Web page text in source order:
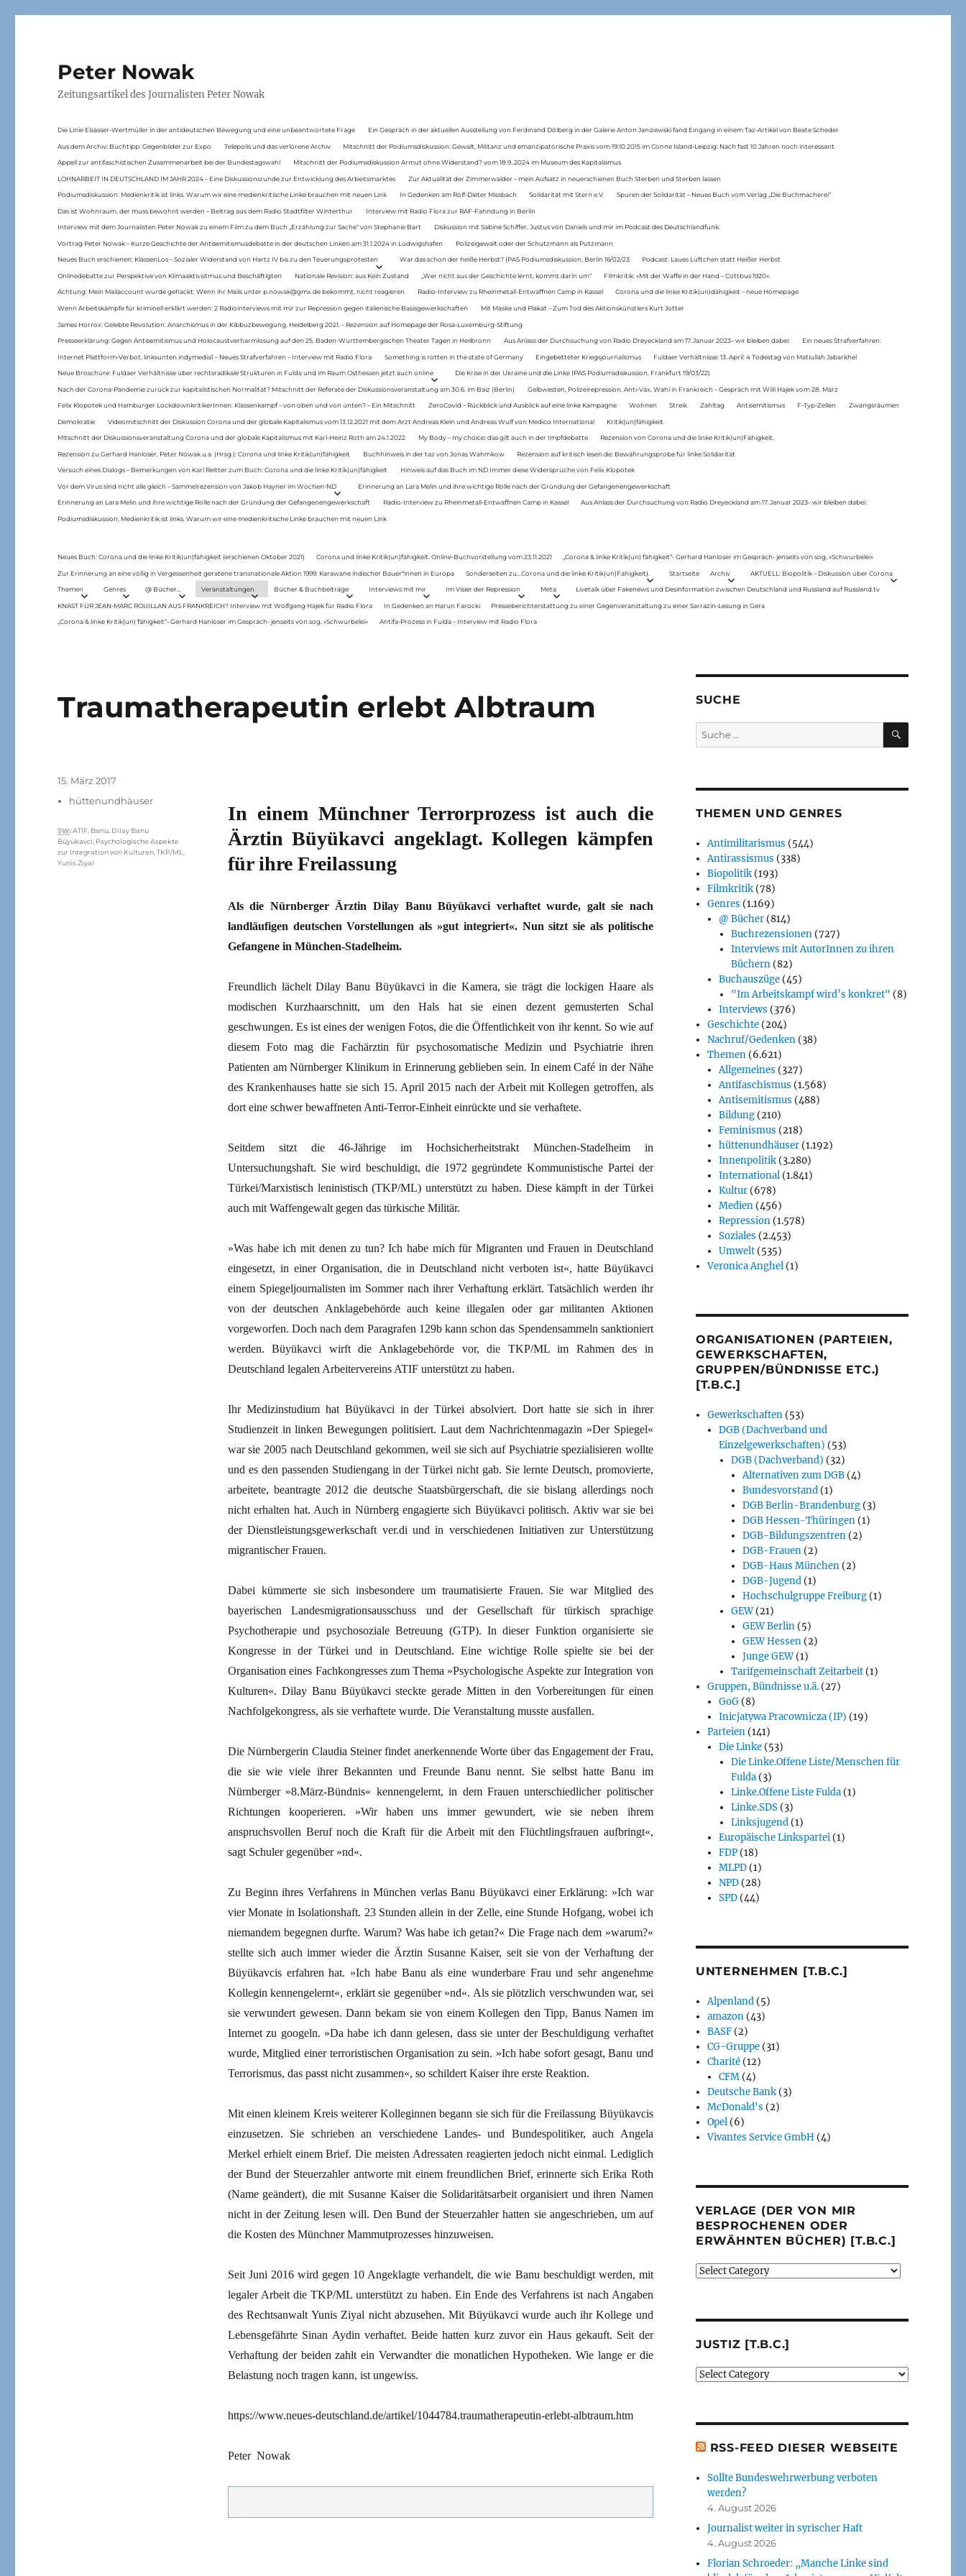
Peter Nowak
Zeitungsartikel des Journalisten Peter Nowak
Die Linie Elsässer-Wertmüller in der antideutschen Bewegung und eine unbeantwortete Frage Ein Gespräch in der aktuellen Ausstellung von Ferdinand Dölberg in der Galerie Anton Janizewski fand Eingang in einem Taz-Artikel von Beate Scheder
Aus dem Archiv: Buchtipp: Gegenbilder zur Expo Telepolis und das verlorene Archiv Mitschnitt der Podiumsdiskussion: Gewalt, Militanz und emanzipatorische Praxis vom 19.10.2015 im Conne Island-Leipzig: Nach fast 10 Jahren noch interessant.
Appell zur antifaschistischen Zusammenarbeit bei der Bundestagswahl Mitschnitt der Podiumsdiskussion Armut ohne Widerstand? vom 18.9..2024 im Museum des Kapitalismus
LOHNARBEIT IN DEUTSCHLAND IM JAHR 2024 – Eine Diskussionsrunde zur Entwicklung des Arbeitsmarktes Zur Aktualität der Zimmerwalder – mein Aufsatz in neuerschienen Buch Sterben und Sterben lassen
Podiumsdiskussion: Medienkritik ist links. Warum wir eine medienkritische Linke brauchen mit neuen Link In Gedenken am Rolf-Dieter Missbach Solidarität mit Stern e.V. Spuren der Solidarität – Neues Buch vom Verlag „Die Buchmacherei“
Das ist Wohnraum, der muss bewohnt werden – Beitrag aus dem Radio Stadtfilter Winterthur Interview mit Radio Flora zur RAF-Fahndung in Berlin
Interview mit dem Journalisten Peter Nowak zu einem Film zu dem Buch „Erzählung zur Sache“ von Stephanie Bart Diskussion mit Sabine Schiffer, Justus von Daniels und mir im Podcast des Deutschlandfunk:
Vortrag Peter Nowak – Kurze Geschichte der Antisemitismusdebatte in der deutschen Linken am 31.1.2024 in Ludwigshafen Polizeigewalt oder der Schutzmann als Putzmann
Neues Buch erschienen: KlassenLos – Sozialer Widerstand von Hartz IV bis zu den Teuerungsprotesten War das schon der heiße Herbst? (PAS Podiumsdiskussion, Berlin 16/02/23 Podcast: Laues Lüftchen statt Heißer Herbst
Onlinedebatte zur Perspektive von Klimaaktivistmus und Beschäftigten Nationale Revision: aus Kein Zustand „Wer nicht aus der Geschichte lernt, kommt darin um“ Filmkritik: »Mit der Waffe in der Hand – Cottbus 1920«.
Achtung: Mein Mailaccount wurde gehackt. Wenn ihr Mails unter p.nowak@gmx.de bekommt, nicht reagieren Radio-Interview zu Rheinmetall-Entwaffnen Camp in Kassel Corona und die linke Kritik(un)dähigkeit – neue Homepage
Wenn Arbeitskämpfe für kriminell erklärt werden: 2 Radiointerviews mit mir zur Repression gegen italienische Basisgewerkschaften Mit Maske und Plakat – Zum Tod des Aktionskünstlers Kurt Jotter
James Horrox: Gelebte Revolution. Anarchismus in der Kibbuzbewegung, Heidelberg 2021. – Rezension auf Homepage der Rosa-Luxemburg-Stiftung
Presseerklärung: Gegen Antisemitismus und Holocaustverharmlosung auf den 25. Baden-Württembergischen Theater Tagen in Heilbronn Aus Anlass der Durchsuchung von Radio Dreyeckland am 17.Januar 2023– wir bleiben dabei: Ein neues Strafverfahren:
Internet Plattform-Verbot, linksunten.indymedia1 – Neues Strafverfahren – Interview mit Radio Flora Something is rotten in the state of Germany Eingebetteter Kriegsjournalismus Fuldaer Verhältnisse: 13. April: 4 Todestag von Matiul­lah Jabarkhel
Neue Broschüre: Fuldaer Verhältnisse über rechtsradikale Strukturen in Fulda und im Raum Osthessen jetzt auch online Die Krise in der Ukraine und die Linke (PAS Podiumsdiskussion, Frankfurt 19/03/22)
Nach der Corona-Pandemie zurück zur kapitalistischen Normalität? Mitschnitt der Referate der Diskussionsveranstaltung am 30.6. im Baiz (Berlin) Gelbwesten, Polizeirepression, Anti-Vax, Wahl in Frankreich – Gespräch mit Willi Hajek vom 28. März
Felix Klopotek und Hamburger LockdownkritikerInnen: Klassenkampf – von oben und von unten? – Ein Mitschnitt ZeroCovid – Rückblick und Ausblick auf eine linke Kampagne Wohnen Streik Zahltag Antisemitismus F-Typ-Zellen Zwangsräumen
Demokratie Videomitschnitt der Diskussion Corona und der globale Kapitalismus vom 13.12.2021 mit dem Arzt Andreas Klein und Andreas Wulf von Medico International Kritik(un)fähigkeit
Mitschnitt der Diskussionsveranstaltung Corona und der globale Kapitalismus mit Karl-Heinz Roth am 24.1.2022 My Body – my choice: das gilt auch in der Impfdebatte Rezension von Corona und die linke Kritik(un)Fähigkeit,
Rezension zu Gerhard Hanloser, Peter Nowak u.a. (Hrsg.): Corona und linke Kritik(un)fähigkeit Buchhinweis in der taz von Jonas Wahmkow Rezension auf kritisch lesen.de: Bewährungsprobe für linke Solidarität
Versuch eines Dialogs – Bemerkungen von Karl Reitter zum Buch: Corona und die linke Kritik(un)fähigkeit Hinweis auf das Buch im ND Immer diese Widersprüche von Felix Klopotek
Vor dem Virus sind nicht alle gleich – Sammelrezension von Jakob Hayner im Wochen-ND Erinnerung an Lara Melin und ihre wichtige Rolle nach der Gründung der Gefangenengewerkschaft
Erinnerung an Lara Melin und ihre wichtige Rolle nach der Gründung der Gefangenengewerkschaft Radio-Interview zu Rheinmetall-Entwaffnen Camp in Kassel Aus Anlass der Durchsuchung von Radio Dreyeckland am 17.Januar 2023– wir bleiben dabei:
Podiumsdiskussion: Medienkritik ist links. Warum wir eine medienkritische Linke brauchen mit neuen Link
Neues Buch: Corona und die linke Kritik(un)fähigkeit (erschienen Oktober 2021) Corona und linke Kritik(un)fähigkeit. Online-Buchvorstellung vom 23.11.2021 „Corona & linke Kritik(un) fähigkeit“- Gerhard Hanloser im Gespräch- jenseits von sog. »Schwurbelei«
Zur Erinnerung an eine völlig in Vergessenheit geratene transnationale Aktion 1999: Karawane indischer Bauer*innen in Europa Sonderseiten zu…Corona und die linke Kritik(un)Fähigkeit). Startseite Archiv AKTUELL: Biopolitik – Diskussion über Corona
Themen Genres @ Bücher… Veranstaltungen Bücher & Buchbeiträge Interviews mit mir Im Visier der Repression Meta Livetalk über Fakenews und Desinformation zwischen Deutschland und Russland auf Russland.tv
KNAST FÜR JEAN-MARC ROUILLAN AUS FRANKREICH? Interview mit Wolfgang Hajek für Radio Flora In Gedenken an Harun Farocki Presseberichterstattung zu einer Gegenveranstaltung zu einer Sarrazin-Lesung in Gera
„Corona & linke Kritik(un) fähigkeit“- Gerhard Hanloser im Gespräch- jenseits von sog. »Schwurbelei« Antifa-Prozess in Fulda – Interview mit Radio Flora
Traumatherapeutin erlebt Albtraum
In einem Münchner Terrorprozess ist auch die
Ärztin Büyükavci angeklagt. Kollegen kämpfen
für ihre Freilassung
Als die Nürnberger Ärztin Dilay Banu Büyükavci verhaftet wurde, galt sie nach
landläufigen deutschen Vorstellungen als »gut integriert«. Nun sitzt sie als politische
Gefangene in München-Stadelheim.
Freundlich lächelt Dilay Banu Büyükavci in die Kamera, sie trägt die lockigen Haare als
modischen Kurzhaarschnitt, um den Hals hat sie einen dezent gemusterten Schal
geschwungen. Es ist eines der wenigen Fotos, die die Öffentlichkeit von ihr kennt. So wie auf
diesem Foto mag die Fachärztin für psychosomatische Medizin und Psychiatrie ihren
Patienten am Nürnberger Klinikum in Erinnerung geblieben sein. In einem Café in der Nähe
des Krankenhauses hatte sie sich 15. April 2015 nach der Arbeit mit Kollegen getroffen, als
dort eine schwer bewaffneten Anti-Terror-Einheit einrückte und sie verhaftete.
Seitdem sitzt die 46-Jährige im Hochsicherheitstrakt München-Stadelheim in
Untersuchungshaft. Sie wird beschuldigt, die 1972 gegründete Kommunistische Partei der
Türkei/Marxistisch leninistisch (TKP/ML) unterstützt zu haben. Diese kämpft in der Türkei
auch mit Waffengewalt gegen das türkische Militär.
»Was habe ich mit denen zu tun? Ich habe mich für Migranten und Frauen in Deutschland
eingesetzt, in einer Organisation, die in Deutschland nicht verboten ist«, hatte Büyükavci
einem Spiegeljournalisten im Sommer nach ihrer Verhaftung erklärt. Tatsächlich werden ihr
von der deutschen Anklagebehörde auch keine illegalen oder gar militanten Aktionen
vorgeworfen. Doch nach dem Paragrafen 129b kann schon das Spendensammeln sanktioniert
werden. Büyükavci wirft die Anklagebehörde vor, die TKP/ML im Rahmen des in
Deutschland legalen Arbeitervereins ATIF unterstützt zu haben.
Ihr Medizinstudium hat Büyükavci in der Türkei absolviert. Dort hatte sie sich in ihrer
Studienzeit in linken Bewegungen politisiert. Laut dem Nachrichtenmagazin »Der Spiegel«
war sie 2005 nach Deutschland gekommen, weil sie sich auf Psychiatrie spezialisieren wollte
und es den passenden Studiengang in der Türkei nicht gab. Sie lernte Deutsch, promovierte,
arbeitete, beantragte 2012 die deutsche Staatsbürgerschaft, die sie bislang allerdings noch
nicht erhalten hat. Auch in Nürnberg engagierte sich Büyükavci politisch. Aktiv war sie bei
der Dienstleistungsgewerkschaft ver.di und in verschiedenen Initiativen zur Unterstützung
migrantischer Frauen.
Dabei kümmerte sie sich insbesondere um traumatisierte Frauen. Sie war Mitglied des
bayerischen Landesmigrationsausschuss und der Gesellschaft für türkisch sprachige
Psychotherapie und psychosoziale Betreuung (GTP). In dieser Funktion organisierte sie
Kongresse in der Türkei und in Deutschland. Eine wichtige Rolle spielte sie bei der
Organisation eines Fachkongresses zum Thema »Psychologische Aspekte zur Integration von
Kulturen«. Dilay Banu Büyükavci steckte gerade Mitten in den Vorbereitungen für einen
Nachfolgekongress, als sie verhaftete wurde. Die Veranstaltung musste ausfallen.
Die Nürnbergerin Claudia Steiner findet anerkennende Worte über das Engagement der Frau,
die sie wie viele ihrer Bekannten und Freunde Banu nennt. Sie selbst hatte Banu im
Nürnberger »8.März-Bündnis« kennengelernt, in dem Frauen unterschiedlicher politischer
Richtungen kooperieren. »Wir haben uns immer gewundert, wie sie neben ihrem
anspruchsvollen Beruf noch die Kraft für die Arbeit mit den Flüchtlingsfrauen aufbringt«,
sagt Schuler gegenüber »nd«.
Zu Beginn ihres Verfahrens in München verlas Banu Büyükavci einer Erklärung: »Ich war
vier Monate in Isolationshaft. 23 Stunden allein in der Zelle, eine Stunde Hofgang, wobei ich
niemandem begegnen durfte. Warum? Was habe ich getan?« Die Frage nach dem »warum?«
stellte sich auch immer wieder die Ärztin Susanne Kaiser, seit sie von der Verhaftung der
Büyükavcis erfahren hat. »Ich habe Banu als eine wunderbare Frau und sehr angenehme
Kollegin kennengelernt«, erklärt sie gegenüber »nd«. Als sie plötzlich verschwunden war, sei
sie verwundert gewesen. Dann bekam sie von einem Kollegen den Tipp, Banus Namen im
Internet zu googeln. »Da habe ich dann gelesen, dass sie unter der Beschuldigung verhaftet
wurde, Mitglied einer terroristischen Organisation zu sein. »Ich habe sofort gesagt, Banu und
Terrorismus, das passt nicht zusammen«, so schildert Kaiser ihre erste Reaktion.
Mit einen kleinem Kreis weiterer Kolleginnen begann sie sich für die Freilassung Büyükavcis
einzusetzen. Sie schrieben an verschiedene Landes- und Bundespolitiker, auch Angela
Merkel erhielt einem Brief. Die meisten Adressaten reagierten jedoch nicht einmal. Lediglich
der Bund der Steuerzahler antworte mit einem freundlichen Brief, erinnerte sich Erika Roth
(Name geändert), die mit Susanne Kaiser die Solidaritätsarbeit organisiert und ihren Namen
nicht in der Zeitung lesen will. Den Bund der Steuerzahler hatten sie angeschrieben, um auf
die Kosten des Münchner Mammutprozesses hinzuweisen.
Seit Juni 2016 wird gegen 10 Angeklagte verhandelt, die wie Banu beschuldigt werden, mit
legaler Arbeit die TKP/ML unterstützt zu haben. Ein Ende des Verfahrens ist nach Angaben
des Rechtsanwalt Yunis Ziyal nicht abzusehen. Mit Büyükavci wurde auch ihr Kollege und
Lebensgefährte Sinan Aydin verhaftet. Beide hatten kurz zuvor ein Haus gekauft. Seit der
Verhaftung der beiden zahlt ein Verwandter die monatlichen Hypotheken. Wie lange er die
Belastung noch tragen kann, ist ungewiss.
https://www.neues-deutschland.de/artikel/1044784.traumatherapeutin-erlebt-albtraum.htm
Peter Nowak
Veröffentlicht
am
15. März 2017
Kategorien
hüttenundhäuser
Schlagwörter
SW:ATIF Banu Dilay Banu
Büyükavci Psychologische Aspekte
zur Integration von Kulturen ,TKP/ML
Yunis Ziyal
SUCHE
Suche
nach:
SUCHEN
THEMEN UND GENRES
Antimilitarismus (544)
Antirassismus (338)
Biopolitik (193)
Filmkritik (78)
Genres (1.169)
@ Bücher (814)
Buchrezensionen(727)
Interviews mit AutorInnen zu ihren
Büchern(82)
Buchauszüge (45)
"Im Arbeitskampf wird’s konkret" (8)
Interviews (376)
Geschichte (204)
Nachruf/Gedenken (38)
Themen (6.621)
Allgemeines (327)
Antifaschismus (1.568)
Antisemitismus (488)
Bildung (210)
Feminismus (218)
hüttenundhäuser (1.192)
Innenpolitik (3.280)
International (1.841)
Kultur (678)
Medien (456)
Repression (1.578)
Soziales (2.453)
Umwelt (535)
Veronica Anghel (1)
ORGANISATIONEN (PARTEIEN,
GEWERKSCHAFTEN,
GRUPPEN/BÜNDNISSE ETC.)
[T.B.C.]
Gewerkschaften (53)
DGB (Dachverband und
Einzelgewerkschaften) (53)
DGB (Dachverband) (32)
Alternativen zum DGB(4)
Bundesvorstand(1)
DGB Berlin-Brandenburg(3)
DGB Hessen-Thüringen(1)
DGB-Bildungszentren(2)
DGB-Frauen(2)
DGB-Haus München(2)
DGB-Jugend(1)
Hochschulgruppe Freiburg(1)
GEW(21)
GEW Berlin(5)
GEW Hessen(2)
Junge GEW(1)
Tarifgemeinschaft Zeitarbeit(1)
Gruppen, Bündnisse u.ä. (27)
GoG (8)
Inicjatywa Pracownicza (IP) (19)
Parteien (141)
Die Linke (53)
Die Linke.Offene Liste/Menschen für
Fulda(3)
Linke.Offene Liste Fulda(1)
Linke.SDS(3)
Linksjugend(1)
Europäische Linkspartei (1)
FDP (18)
MLPD (1)
NPD (28)
SPD (44)
UNTERNEHMEN [T.B.C.]
Alpenland (5)
amazon (43)
BASF (2)
CG-Gruppe (31)
Charité (12)
CFM (4)
Deutsche Bank (3)
McDonald's (2)
Opel (6)
Vivantes Service GmbH (4)
VERLAGE (DER VON MIR
BESPROCHENEN ODER
ERWÄHNTEN BÜCHER) [T.B.C.]
Verlage
oder
Bücher)
JUSTIZ [T.B.C.]
Justiz
RSS-FEED DIESER WEBSEITE
Sollte Bundeswehrwerbung verboten
werden?
4. August 2026
Journalist weiter in syrischer Haft
4. August 2026
Florian Schroeder: „Manche Linke sind